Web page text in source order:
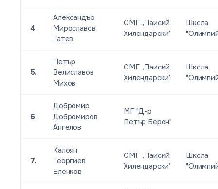
4.
Александър
Мирославов
Гатев
СМГ „Паисий
Хилендарски”
Школа
5.
Петър
Велиславов
Михов
СМГ „Паисий
Хилендарски”
Школа
6.
Добромир
Добромиров
Ангелов
МГ "Д-р
Петър Берон"
7.
Калоян
Георгиев
Еленков
СМГ „Паисий
Хилендарски”
Школа